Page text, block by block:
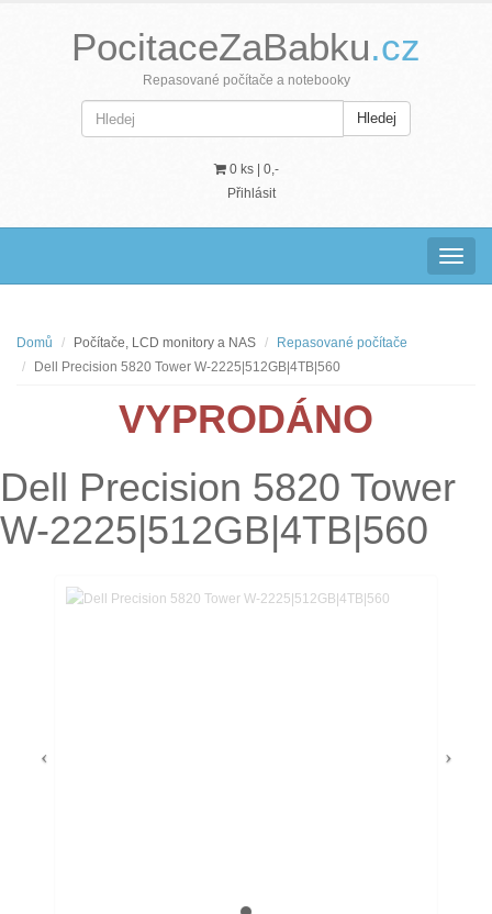
PocitaceZaBabku.cz
Repasované počítače a notebooky
Hledej
0 ks | 0,-
Přihlásit
Domů Počítače, LCD monitory a NAS
Repasované počítače
Dell Precision 5820 Tower W-2225|512GB|4TB|560
VYPRODÁNO
Dell Precision 5820 Tower
W-2225|512GB|4TB|560